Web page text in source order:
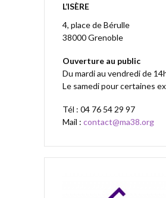
L’ISÈRE
4, place de Bérulle
38000 Grenoble
Ouverture au public
Du mardi au vendredi de
Le samedi pour certaines
Tél : 04 76 54 29 97
Mail : contact@ma38.org